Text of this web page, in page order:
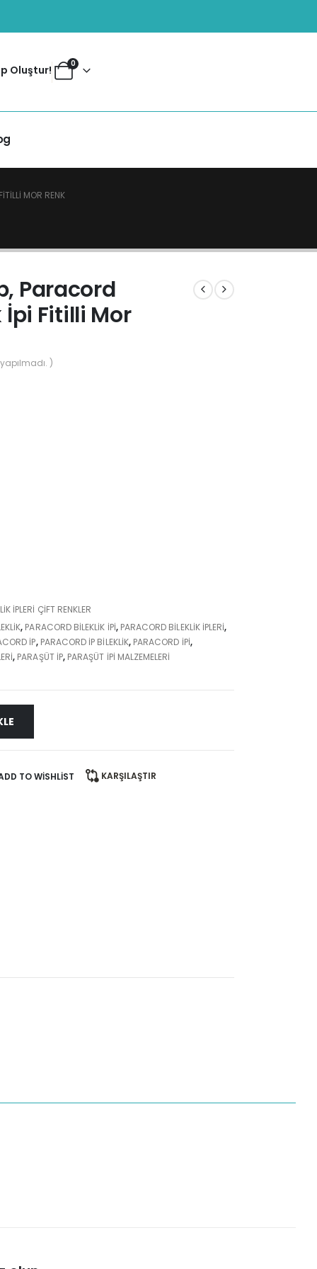
Oluştur! 0
MOR RENK
Paracord
Fitilli Mor
)
İPLERI ÇIFT RENKLER
, PARACORD BILEKLIK IPI, PARACORD BILEKLIK IPLERI,
IP, PARACORD IP BILEKLIK, PARACORD IPI,
, PARAŞÜT İP, PARAŞÜT IPI MALZEMELERI
TO WISHLIST KARŞILAŞTIR